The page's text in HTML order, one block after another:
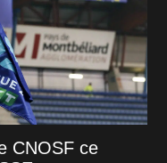
CNOSF ce